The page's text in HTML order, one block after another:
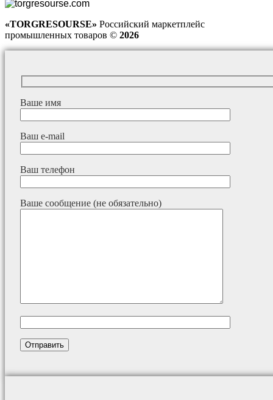
«TORGRESOURSE» Российский маркетплейс
промышленных товаров © 2026
Ваше имя
Ваш e-mail
Ваш телефон
Ваше сообщение (не обязательно)